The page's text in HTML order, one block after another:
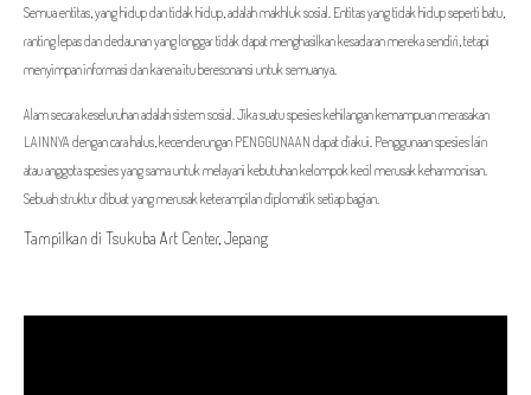
Semua entitas, yang hidup dan tidak hidup, adalah makhluk sosial. Entitas yang tidak hidup seperti batu,
ranting lepas dan dedaunan yang longgar tidak dapat menghasilkan kesadaran mereka sendiri, tetapi
menyimpan informasi dan karena itu beresonansi untuk semuanya.
Alam secara keseluruhan adalah sistem sosial. Jika suatu spesies kehilangan kemampuan merasakan
LAINNYA dengan cara halus, kecenderungan PENGGUNAAN dapat diakui. Penggunaan spesies lain
atau anggota spesies yang sama untuk melayani kebutuhan kelompok kecil merusak keharmonisan.
Sebuah struktur dibuat yang merusak keterampilan diplomatik setiap bagian.
Tampilkan di Tsukuba Art Center, Jepang